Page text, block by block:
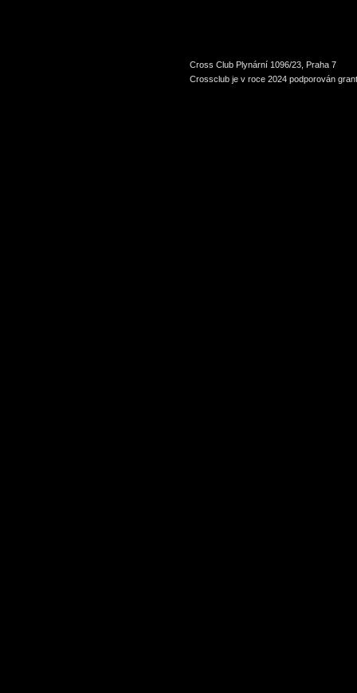
Cross Club Plynární 1096/23, Praha 7
Crossclub je v roce 2024 podporován